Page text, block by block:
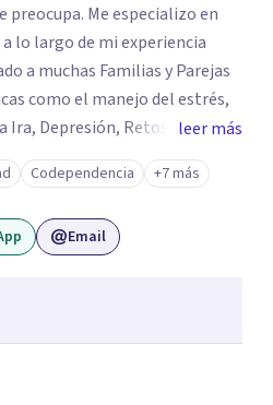
especializo en
lo largo de mi experiencia
a muchas Familias y Parejas
como el manejo del estrés,
Ira, Depresión, Retos en la
entre otros. Cuento con
en el área de la Salud
distintos contextos clínicos con
leer más
Codependencia +7 más
Email